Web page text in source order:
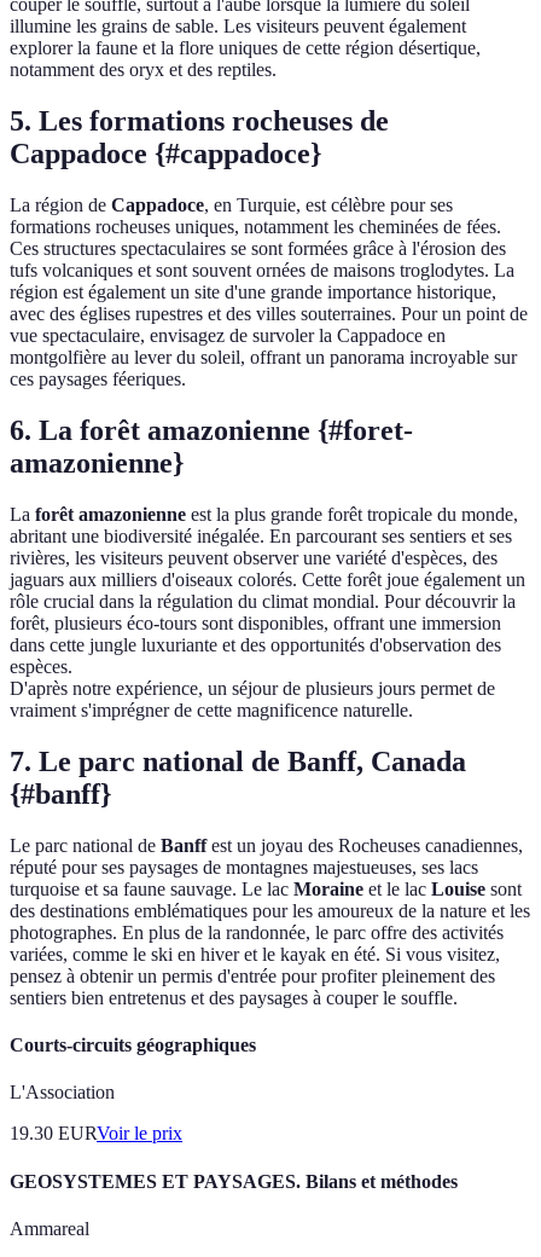
couper le souffle, surtout à l'aube lorsque la lumière du soleil
illumine les grains de sable. Les visiteurs peuvent également
explorer la faune et la flore uniques de cette région désertique,
notamment des oryx et des reptiles.
5. Les formations rocheuses de
Cappadoce {#cappadoce}
La région de Cappadoce, en Turquie, est célèbre pour ses
formations rocheuses uniques, notamment les cheminées de fées.
Ces structures spectaculaires se sont formées grâce à l'érosion des
tufs volcaniques et sont souvent ornées de maisons troglodytes. La
région est également un site d'une grande importance historique,
avec des églises rupestres et des villes souterraines. Pour un point de
vue spectaculaire, envisagez de survoler la Cappadoce en
montgolfière au lever du soleil, offrant un panorama incroyable sur
ces paysages féeriques.
6. La forêt amazonienne {#foret-
amazonienne}
La forêt amazonienne est la plus grande forêt tropicale du monde,
abritant une biodiversité inégalée. En parcourant ses sentiers et ses
rivières, les visiteurs peuvent observer une variété d'espèces, des
jaguars aux milliers d'oiseaux colorés. Cette forêt joue également un
rôle crucial dans la régulation du climat mondial. Pour découvrir la
forêt, plusieurs éco-tours sont disponibles, offrant une immersion
dans cette jungle luxuriante et des opportunités d'observation des
espèces.
D'après notre expérience, un séjour de plusieurs jours permet de
vraiment s'imprégner de cette magnificence naturelle.
7. Le parc national de Banff, Canada
{#banff}
Le parc national de Banffest un joyau des Rocheuses canadiennes,
réputé pour ses paysages de montagnes majestueuses, ses lacs
turquoise et sa faune sauvage. Le lac Moraine et le lac Louise sont
des destinations emblématiques pour les amoureux de la nature et les
photographes. En plus de la randonnée, le parc offre des activités
variées, comme le ski en hiver et le kayak en été. Si vous visitez,
pensez à obtenir un permis d'entrée pour profiter pleinement des
sentiers bien entretenus et des paysages à couper le souffle.
Courts-circuits géographiques
L'Association
19.30 EURVoir le prix
GEOSYSTEMES ET PAYSAGES. Bilans et méthodes
Ammareal